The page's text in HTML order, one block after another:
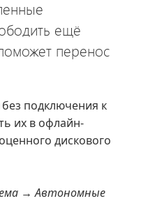
ещё
перенос
подключения к
их в офлайн-
дискового
→ Автономные